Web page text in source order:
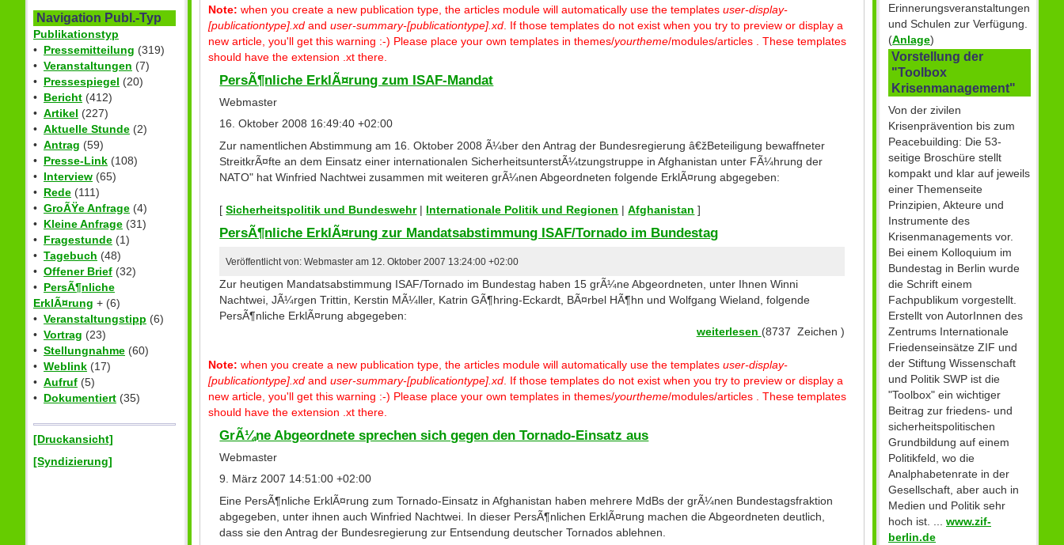
Navigation Publ.-Typ
Publikationstyp
• Pressemitteilung (319)
• Veranstaltungen (7)
• Pressespiegel (20)
• Bericht (412)
• Artikel (227)
• Aktuelle Stunde (2)
• Antrag (59)
• Presse-Link (108)
• Interview (65)
• Rede (111)
• GroÃŸe Anfrage (4)
• Kleine Anfrage (31)
• Fragestunde (1)
• Tagebuch (48)
• Offener Brief (32)
• PersÃ¶nliche
ErklÃ¤rung + (6)
• Veranstaltungstipp (6)
• Vortrag (23)
• Stellungnahme (60)
• Weblink (17)
• Aufruf (5)
• Dokumentiert (35)
[Druckansicht]
[Syndizierung]
Note: when you create a new publication type, the articles module will automatically use the templates user-display-
[publicationtype].xd and user-summary-[publicationtype].xd . If those templates do not exist when you try to preview or display a
new article, you'll get this warning :-) Please place your own templates in themes/yourtheme/modules/articles . These templates
should have the extension .xt there.
PersÃ¶nliche ErklÃ¤rung zum ISAF-Mandat
Webmaster
16. Oktober 2008 16:49:40 +02:00
Zur namentlichen Abstimmung am 16. Oktober 2008 Ã¼ber den Antrag der Bundesregierung â€žBeteiligung bewaffneter
StreitkrÃ¤fte an dem Einsatz einer internationalen SicherheitsunterstÃ¼tzungstruppe in Afghanistan unter FÃ¼hrung der
NATO" hat Winfried Nachtwei zusammen mit weiteren grÃ¼nen Abgeordneten folgende ErklÃ¤rung abgegeben:
[Sicherheitspolitik und Bundeswehr| Internationale Politik und Regionen |Afghanistan ]
PersÃ¶nliche ErklÃ¤rung zur Mandatsabstimmung ISAF/Tornado im Bundestag
Veröffentlicht von: Webmaster am 12. Oktober 2007 13:24:00 +02:00
Zur heutigen Mandatsabstimmung ISAF/Tornado im Bundestag haben 15 grÃ¼ne Abgeordneten, unter Ihnen Winni
Nachtwei, JÃ¼rgen Trittin, Kerstin MÃ¼ller, Katrin GÃ¶hring-Eckardt, BÃ¤rbel HÃ¶hn und Wolfgang Wieland, folgende
PersÃ¶nliche ErklÃ¤rung abgegeben:
weiterlesen (8737 Zeichen )
Note: when you create a new publication type, the articles module will automatically use the templates user-display-
[publicationtype].xd and user-summary-[publicationtype].xd . If those templates do not exist when you try to preview or display a
new article, you'll get this warning :-) Please place your own templates in themes/yourtheme/modules/articles . These templates
should have the extension .xt there.
GrÃ¼ne Abgeordnete sprechen sich gegen den Tornado-Einsatz aus
Webmaster
9. März 2007 14:51:00 +02:00
Eine PersÃ¶nliche ErklÃ¤rung zum Tornado-Einsatz in Afghanistan haben mehrere MdBs der grÃ¼nen Bundestagsfraktion
abgegeben, unter ihnen auch Winfried Nachtwei. In dieser PersÃ¶nlichen ErklÃ¤rung machen die Abgeordneten deutlich,
dass sie den Antrag der Bundesregierung zur Entsendung deutscher Tornados ablehnen.
Erinnerungsveranstaltungen
und Schulen zur Verfügung.
(Anlage)
Vorstellung der
"Toolbox
Krisenmanagement"
Von der zivilen
Krisenprävention bis zum
Peacebuilding: Die 53-
seitige Broschüre stellt
kompakt und klar auf jeweils
einer Themenseite
Prinzipien, Akteure und
Instrumente des
Krisenmanagements vor.
Bei einem Kolloquium im
Bundestag in Berlin wurde
die Schrift einem
Fachpublikum vorgestellt.
Erstellt von AutorInnen des
Zentrums Internationale
Friedenseinsätze ZIF und
der Stiftung Wissenschaft
und Politik SWP ist die
"Toolbox" ein wichtiger
Beitrag zur friedens- und
sicherheitspolitischen
Grundbildung auf einem
Politikfeld, wo die
Analphabetenrate in der
Gesellschaft, aber auch in
Medien und Politik sehr
hoch ist. ... www.zif-
berlin.de